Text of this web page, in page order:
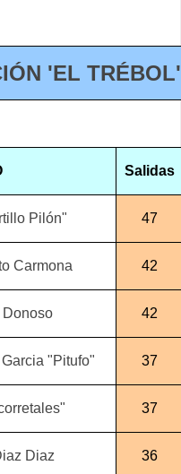
'EL TRÉBOL'
Salidas
Pilón" 47
Carmona 42
42
"Pitufo" 37
37
Diaz 36